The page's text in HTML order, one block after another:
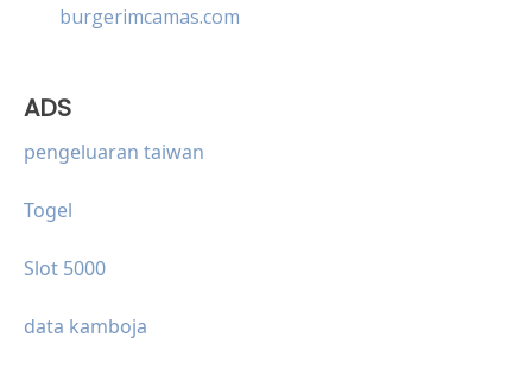
burgerimcamas.com
ADS
pengeluaran taiwan
Togel
Slot 5000
data kamboja